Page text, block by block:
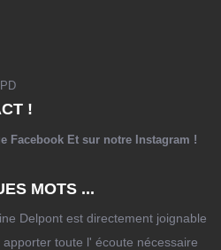
!
Facebook Et sur notre Instagram !
MOTS ...
Delpont est directement joignable
toute l' écoute nécessaire